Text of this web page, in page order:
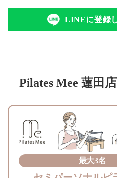
LINEに登録
Pilates Mee 蓮田
最大3名